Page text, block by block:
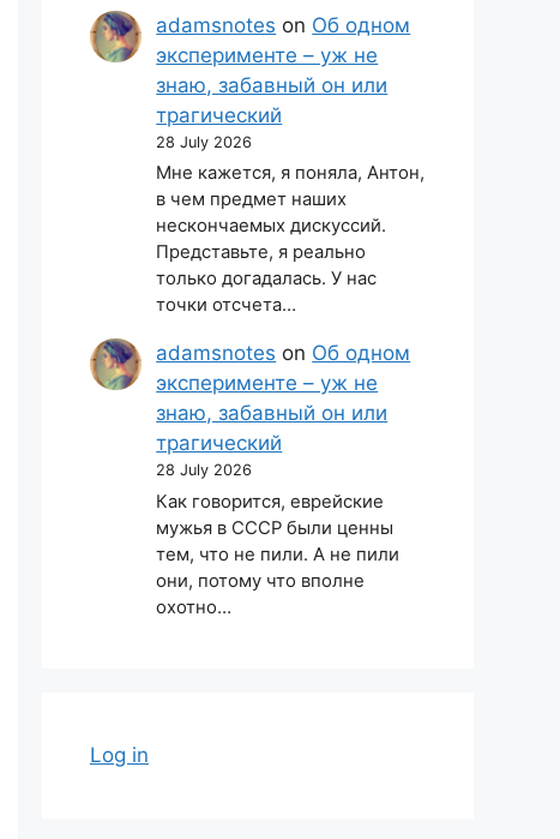
adamsnotes on Об одном
эксперименте – уж не
знаю, забавный он или
трагический
28 July 2026
Мне кажется, я поняла, Антон,
в чем предмет наших
нескончаемых дискуссий.
Представьте, я реально
только догадалась. У нас
точки отсчета…
adamsnotes on Об одном
эксперименте – уж не
знаю, забавный он или
трагический
28 July 2026
Как говорится, еврейские
мужья в СССР были ценны
тем, что не пили. А не пили
они, потому что вполне
охотно…
Log in